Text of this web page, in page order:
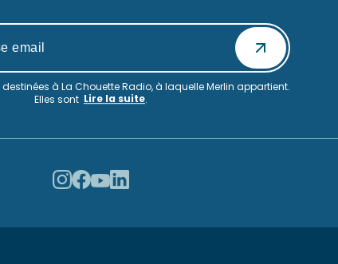
à La Chouette Radio, à laquelle Merlin appartient.
Elles sont Lire la suite.